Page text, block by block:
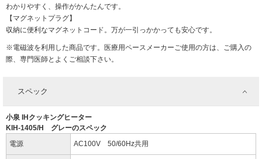
わかりやすく、操作がかんたんです。
【マグネットプラグ】
収納に便利なマグネットコード。万が一引っかかっても安心です。
※電磁波を利用した商品です。医療用ペースメーカーご使用の方は、ご購入の
際、専門医師とよくご相談下さい。
スペック
小泉 IHクッキングヒーター
KIH-1405/H グレーのスペック
電源
AC100V 50/60Hz共用